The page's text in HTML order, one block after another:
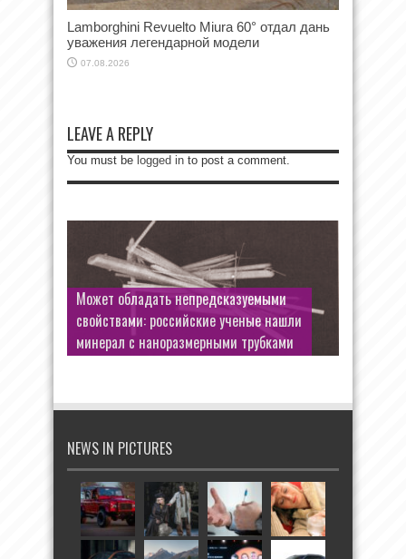
Lamborghini Revuelto Miura 60° отдал дань
уважения легендарной модели
07.08.2026
LEAVE A REPLY
You must be logged in to post a comment.
Андрей Смоляков сменил шляпу
майора Черкасова на образ теневого
дельца
NEWS IN PICTURES